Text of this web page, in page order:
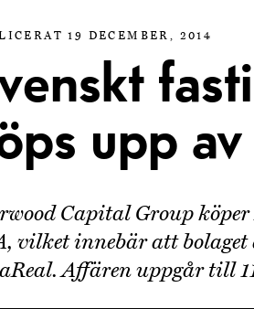
19 DECEMBER, 2014
upp
Capital Group
vilket innebär att bolaget
Affären uppgår till